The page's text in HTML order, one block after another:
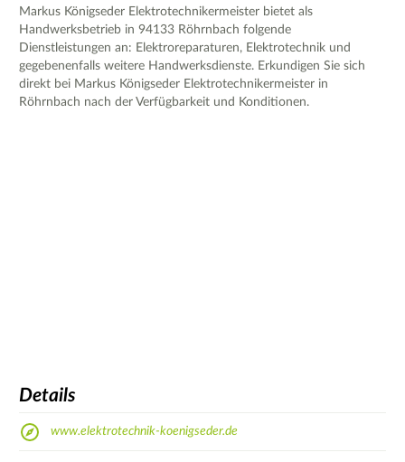
Markus Königseder Elektrotechnikermeister bietet als
Handwerksbetrieb in 94133 Röhrnbach folgende
Dienstleistungen an: Elektroreparaturen, Elektrotechnik und
gegebenenfalls weitere Handwerksdienste. Erkundigen Sie sich
direkt bei Markus Königseder Elektrotechnikermeister in
Röhrnbach nach der Verfügbarkeit und Konditionen.
Details
www.elektrotechnik-koenigseder.de